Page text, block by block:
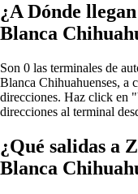
¿A Dónde
Blanca
Son 0 las terminales de
Blanca Chihuahuenses, a
direcciones. Haz click en
direcciones al terminal
¿Qué salidas a
Blanca